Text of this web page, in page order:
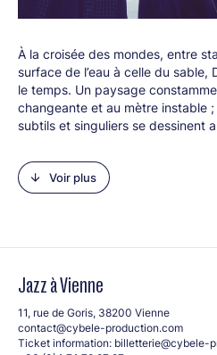
À la croisée des mondes, entre
surface de l’eau à celle du sable,
le temps. Un paysage
changeante et au mètre instable
subtils et singuliers se dessinent
permettent l’élaboration des ces
mouvantes et sablonneuses.
on plonge dans une vague, pour
Sylvain Rey (p)
En partenariat avec Jazz70 et
Voir plus
Jazz à Vienne
11, rue de Goris, 38200 Vienne
contact@cybele-production.com
Ticket information: billetterie@cybele-